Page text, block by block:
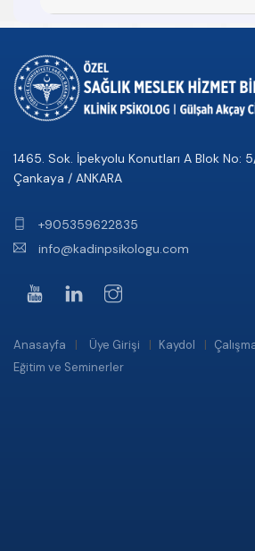
1465. Sok. İpekyolu Konutları A Blok No:
Çankaya / ANKARA
+905359622835
info@kadinpsikologu.com
Anasayfa Üye Girişi Kaydol
Eğitim ve Seminerler